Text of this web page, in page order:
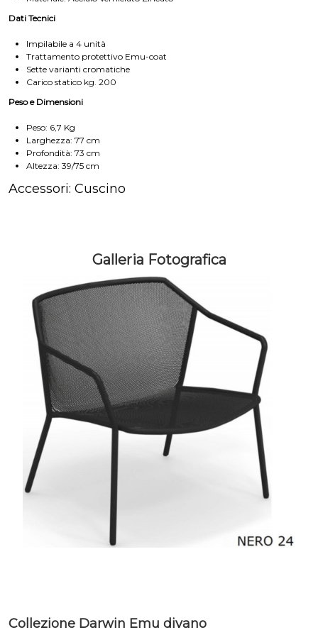
Dati Tecnici
Impilabile a 4 unità
Trattamento protettivo Emu-coat
Sette varianti cromatiche
Carico statico kg. 200
Peso e Dimensioni
Peso: 6,7 Kg
Larghezza: 77 cm
Profondità: 73 cm
Altezza: 39/75 cm
Accessori: Cuscino
Galleria Fotografica
Collezione Darwin Emu divano